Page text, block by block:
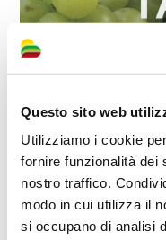
Questo sito web
Utilizziamo i cookie
fornire funzionalità dei
nostro traffico.
modo in cui utilizza il
si occupano di analisi